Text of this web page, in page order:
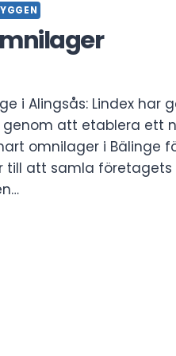
i Alingsås: Lindex har
genom att etablera ett
omnilager i Bälinge
till att samla företagets